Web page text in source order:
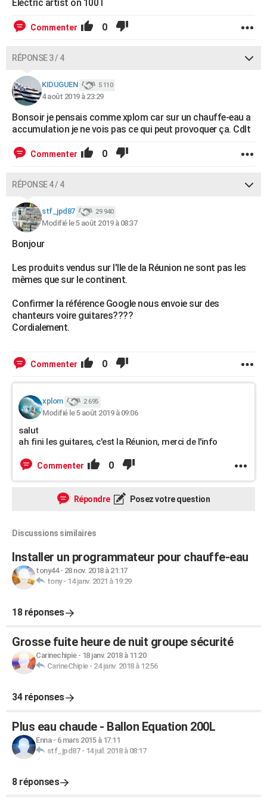
Electric artist on 100 l
Commenter 0
RÉPONSE 3 / 4
KIDUGUEN 5 110
4 août 2019 à 23:29
Bonsoir je pensais comme xplom car sur un chauffe-eau a
accumulation je ne vois pas ce qui peut provoquer ça. Cdlt
Commenter 0
RÉPONSE 4 / 4
stf_jpd87 29 940
Modifié le 5 août 2019 à 08:37
Bonjour
Les produits vendus sur l'Ile de la Réunion ne sont pas les
mêmes que sur le continent.
Confirmer la référence Google nous envoie sur des
chanteurs voire guitares????
Cordialement.
Commenter 0
xplom 2 695
Modifié le 5 août 2019 à 09:06
salut
ah fini les guitares, c'est la Réunion, merci de l'info
Commenter 0
Répondre Posez votre question
Discussions similaires
Installer un programmateur pour chauffe-eau
tony44- 28 nov. 2018 à 21:17
tony- 14 janv. 2021 à 19:29
18 réponses
Grosse fuite heure de nuit groupe sécurité
Carinechipie- 18 janv. 2018 à 11:20
CarineChipie- 24 janv. 2018 à 12:56
34 réponses
Plus eau chaude - Ballon Equation 200L
Enna- 6 mars 2015 à 17:11
stf_jpd87- 14 juil. 2018 à 08:17
8 réponses